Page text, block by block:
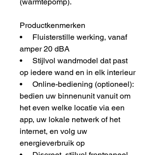
Productkenmerken
• Fluisterstille werking, vanaf
amper 20 dBA
• Stijlvol wandmodel dat past
op iedere wand en in elk interieur
• Online-bediening (optioneel):
bedien uw binnenunit vanuit om
het even welke locatie via een
app, uw lokale netwerk of het
internet, en volg uw
energieverbruik op